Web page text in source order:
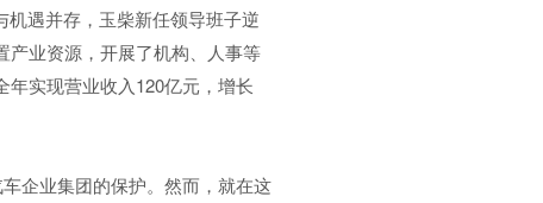
遇并存，玉柴新任领导班子逆
产业资源，开展了机构、人事等
实现营业收入120亿元，增长
企业集团的保护。然而，就在这